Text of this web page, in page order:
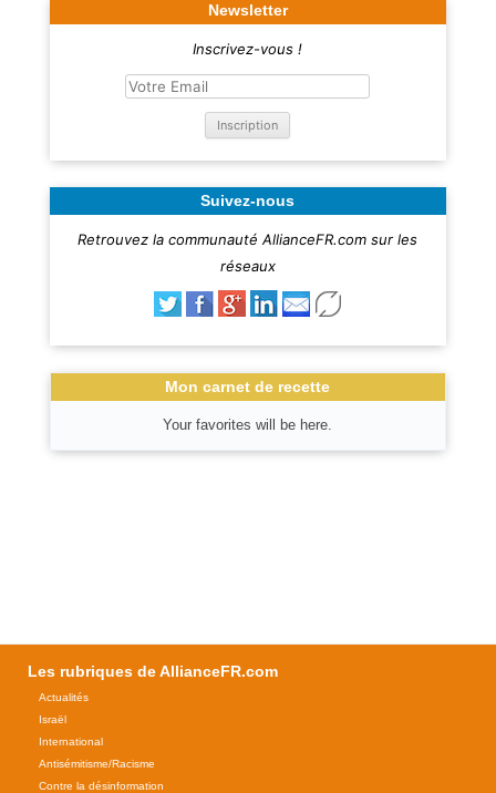
Newsletter
Inscrivez-vous !
Suivez-nous
Retrouvez la communauté AllianceFR.com sur les
réseaux
Mon carnet de recette
Your favorites will be here.
Les rubriques de AllianceFR.com
Actualités
Israël
International
Antisémitisme/Racisme
Contre la désinformation